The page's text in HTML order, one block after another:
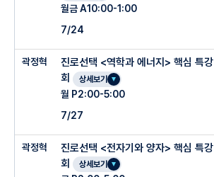
월금 A10:00-1:00
7/24
곽정혁
진로선택 <역학과 에너지> 핵심 특
회
상세보기
월 P2:00-5:00
7/27
곽정혁
진로선택 <전자기와 양자> 핵심 특
회
상세보기